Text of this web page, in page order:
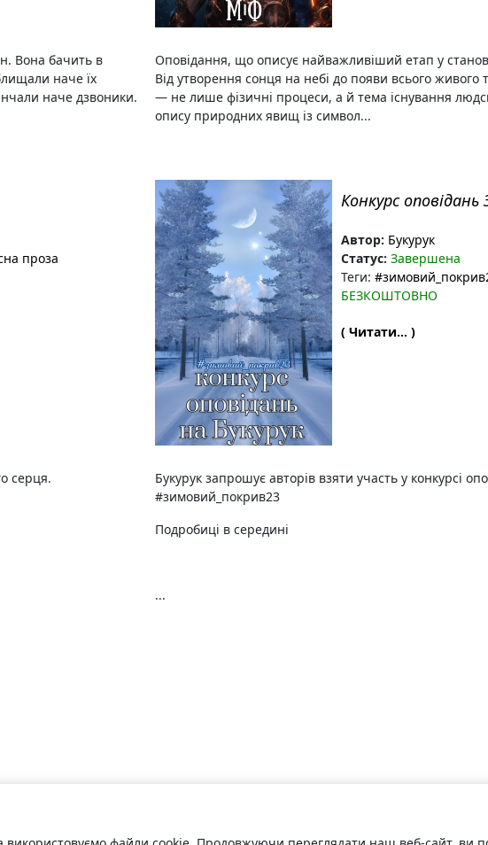
Вона бачить в
наче їх
наче дзвоники.
Оповідання, що описує найважливіший етап у
Від утворення сонця на небі до появи всього живого
— не лише фізичні процеси, а й тема існування
опису природних явищ із символ...
проза
серця.
Конкурс
Автор: Букурук
Статус: Завершена
Теги:
БЕЗКОШТОВНО
( Читати... )
Букурук запрошує авторів взяти участь у конкурсі
#зимовий_покрив23
Подробиці в середині
...